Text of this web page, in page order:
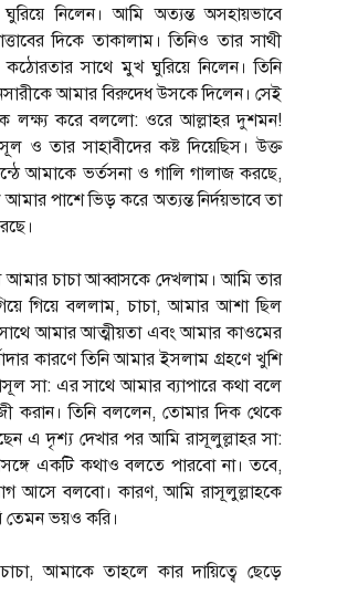
নিলেন। আমি অত্যন্ত অসহায়ভাবে
দিকে তাকালাম। তিনিও তার সাথী
সাথে মুখ ঘুরিয়ে নিলেন। তিনি
আমার বিরুদেধ উসকে দিলেন। সেই
লক্ষ্য করে বললো: ওরে আল্লাহর দুশমন!
ও তার সাহাবীদের কষ্ট দিয়েছিস। উক্ত
আমাকে ভর্তসনা ও গালি গালাজ করছে,
পাশে ভিড় করে অত্যন্ত নির্দয়ভাবে তা
চাচা আব্বাসকে দেখলাম। আমি তার
গিয়ে বললাম, চাচা, আমার আশা ছিল
সাথে আমার আত্মীয়তা এবং আমার কাওমের
কারণে তিনি আমার ইসলাম গ্রহণে খুশি
সা: এর সাথে আমার ব্যাপারে কথা বলে
করান। তিনি বললেন, তোমার দিক থেকে
এ দৃশ্য দেখার পর আমি রাসূলুল্লাহর সা:
একটি কথাও বলতে পারবো না। তবে,
আসে বলবো। কারণ, আমি রাসূলুল্লাহকে
তেমন ভয়ও করি।
আমাকে তাহলে কার দায়িত্বে ছেড়ে